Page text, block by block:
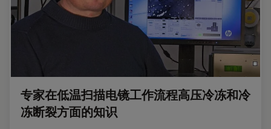
专家在低温扫描电镜工作流程高压冷冻和冷
冻断裂方面的知识